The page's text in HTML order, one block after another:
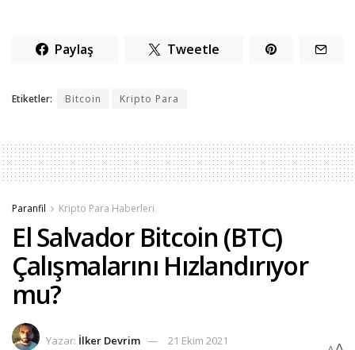
Paylaş Tweetle
Etiketler: Bitcoin Kripto Para
Paranfil Kripto Para Haberleri
El Salvador Bitcoin (BTC)
Çalışmalarını Hızlandırıyor
mu?
Yazar: İlker Devrim 21 Ekim 2021